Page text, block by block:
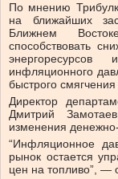
По мнению
на ближайших
Ближнем
способствовать
инфляционного
быстрого
Директор
Дмитрий
изменения
“Инфляционное
рынок остается
цен на топливо”, —